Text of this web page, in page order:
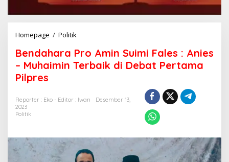
Homepage / Politik
Amin
Suimi
Fales
Debat
Pertama
Pilpres
Bendahara Pro Amin Suimi Fales : Anies
– Muhaimin Terbaik di Debat Pertama
Pilpres
Reporter : Eko - Editor : Iwan
Desember 13,
2023
Politik